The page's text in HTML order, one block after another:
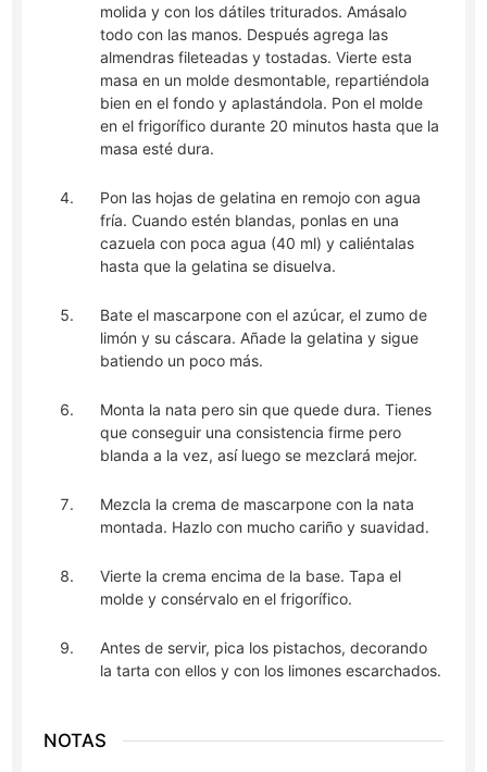
molida y con los dátiles triturados. Amásalo
todo con las manos. Después agrega las
almendras fileteadas y tostadas. Vierte esta
masa en un molde desmontable, repartiéndola
bien en el fondo y aplastándola. Pon el molde
en el frigorífico durante 20 minutos hasta que la
masa esté dura.
Pon las hojas de gelatina en remojo con agua
fría. Cuando estén blandas, ponlas en una
cazuela con poca agua (40 ml) y caliéntalas
hasta que la gelatina se disuelva.
Bate el mascarpone con el azúcar, el zumo de
limón y su cáscara. Añade la gelatina y sigue
batiendo un poco más.
Monta la nata pero sin que quede dura. Tienes
que conseguir una consistencia firme pero
blanda a la vez, así luego se mezclará mejor.
Mezcla la crema de mascarpone con la nata
montada. Hazlo con mucho cariño y suavidad.
Vierte la crema encima de la base. Tapa el
molde y consérvalo en el frigorífico.
Antes de servir, pica los pistachos, decorando
la tarta con ellos y con los limones escarchados.
NOTAS